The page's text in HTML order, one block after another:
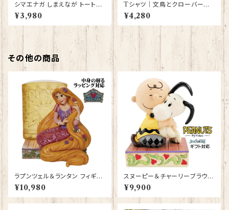
シマエナガ しまえなが トートバ
ッグ （黒） グッズ 雑貨 入学祝
い レッスンバッグ お買い物バッ
グ【型番 B-10011】プレゼント
ギフト
¥3,980
Tシャツ｜文鳥とクローバーと
ハート【型番 T-152】レディース
メンズ 大きいサイズ グッズ K
YAPIArt きゃぴあーと
¥4,280
その他の商品
ラプンツェル＆ランタン フィギュ
ア プレゼント ギフト グッズ 誕生
日プレゼント 人形 置物 ジムシ
ョア グッズ Disney Tradition
¥10,980
スヌーピー＆チャーリーブラウン
ハグ フィギュア プレゼント ギフ
ト グッズ お祝い 人形 置物 ジム
ショア グッズ 結婚祝い 入籍祝
¥9,900